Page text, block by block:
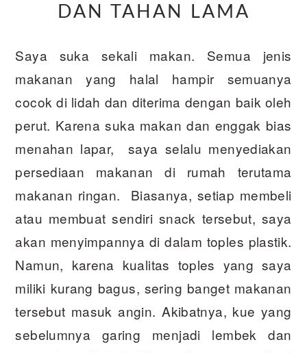
DAN TAHAN LAMA
Saya suka sekali makan. Semua jenis
makanan yang halal hampir semuanya
cocok di lidah dan diterima dengan baik oleh
perut. Karena suka makan dan enggak bias
menahan lapar, saya selalu menyediakan
persediaan makanan di rumah terutama
makanan ringan. Biasanya, setiap membeli
atau membuat sendiri snack tersebut, saya
akan menyimpannya di dalam toples plastik.
Namun, karena kualitas toples yang saya
miliki kurang bagus, sering banget makanan
tersebut masuk angin. Akibatnya, kue yang
sebelumnya garing menjadi lembek dan